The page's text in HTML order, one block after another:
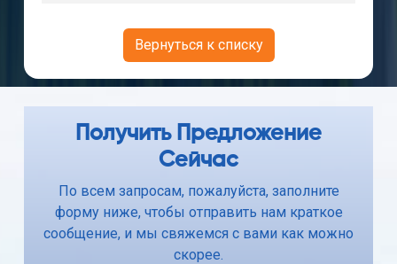
Вернуться к списку
Получить Предложение
Сейчас
По всем запросам, пожалуйста, заполните
форму ниже, чтобы отправить нам краткое
сообщение, и мы свяжемся с вами как можно
скорее.